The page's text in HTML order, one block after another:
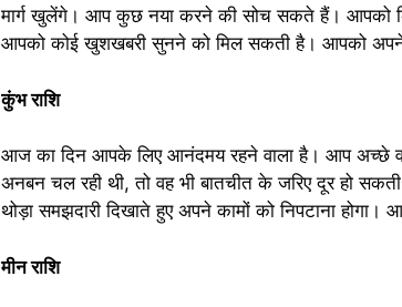
मार्ग खुलेंगे। आप कुछ नया करने की सोच सकते हैं। आपको
आपको कोई खुशखबरी सुनने को मिल सकती है। आपको अपने
कुंभ राशि
आज का दिन आपके लिए आनंदमय रहने वाला है। आप अच्छे व
अनबन चल रही थी, तो वह भी बातचीत के जरिए दूर हो
थोड़ा समझदारी दिखाते हुए अपने कामों को निपटाना होगा।
मीन राशि